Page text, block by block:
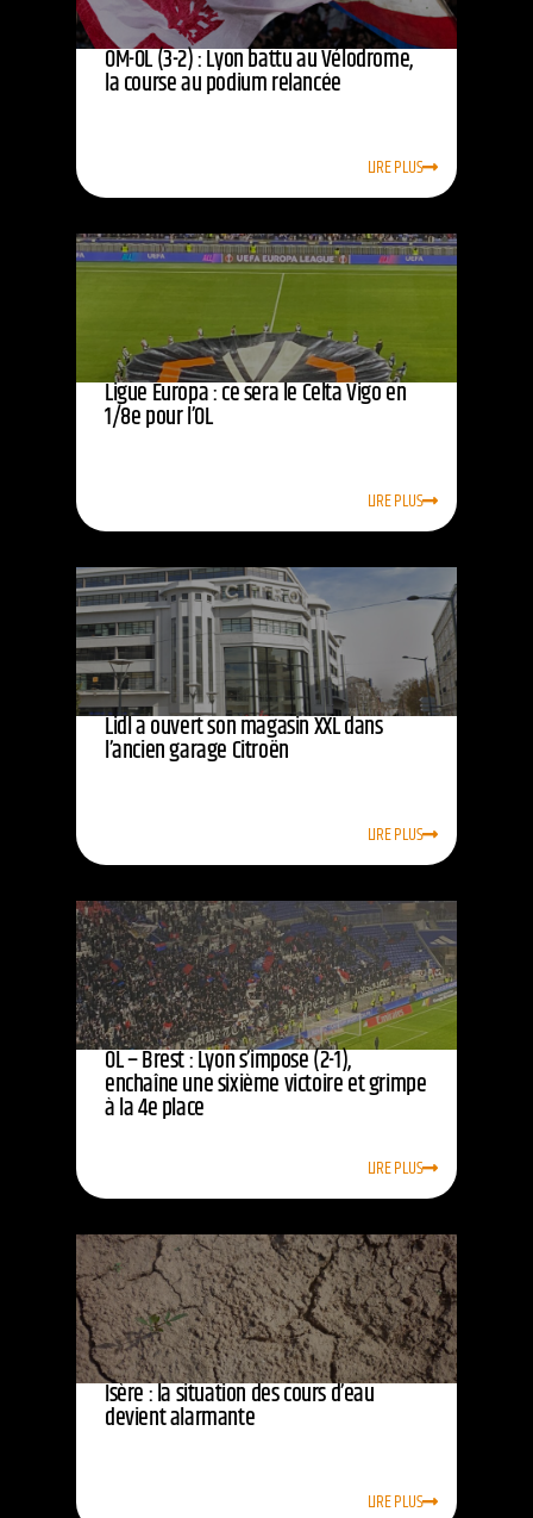
OM-OL (3-2) : Lyon battu au Vélodrome,
la course au podium relancée
LIRE PLUS
Ligue Europa : ce sera le Celta Vigo en
1/8e pour l’OL
LIRE PLUS
Lidl a ouvert son magasin XXL dans
l’ancien garage Citroën
LIRE PLUS
OL – Brest : Lyon s’impose (2-1),
enchaîne une sixième victoire et grimpe
à la 4e place
LIRE PLUS
Isère : la situation des cours d’eau
devient alarmante
LIRE PLUS